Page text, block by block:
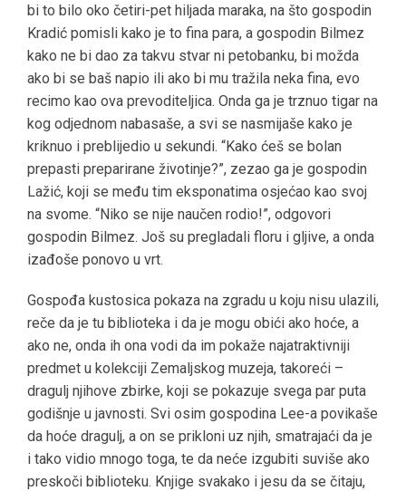
bi to bilo oko četiri-pet hiljada maraka, na što gospodin
Kradić pomisli kako je to fina para, a gospodin Bilmez
kako ne bi dao za takvu stvar ni petobanku, bi možda
ako bi se baš napio ili ako bi mu tražila neka fina, evo
recimo kao ova prevoditeljica. Onda ga je trznuo tigar na
kog odjednom nabasaše, a svi se nasmijaše kako je
kriknuo i preblijedio u sekundi. “Kako ćeš se bolan
prepasti preparirane životinje?”, zezao ga je gospodin
Lažić, koji se među tim eksponatima osjećao kao svoj
na svome. “Niko se nije naučen rodio!”, odgovori
gospodin Bilmez. Još su pregladali floru i gljive, a onda
izađoše ponovo u vrt.
Gospođa kustosica pokaza na zgradu u koju nisu ulazili,
reče da je tu biblioteka i da je mogu obići ako hoće, a
ako ne, onda ih ona vodi da im pokaže najatraktivniji
predmet u kolekciji Zemaljskog muzeja, takoreći –
dragulj njihove zbirke, koji se pokazuje svega par puta
godišnje u javnosti. Svi osim gospodina Lee-a povikaše
da hoće dragulj, a on se prikloni uz njih, smatrajaći da je
i tako vidio mnogo toga, te da neće izgubiti suviše ako
preskoči biblioteku. Knjige svakako i jesu da se čitaju,